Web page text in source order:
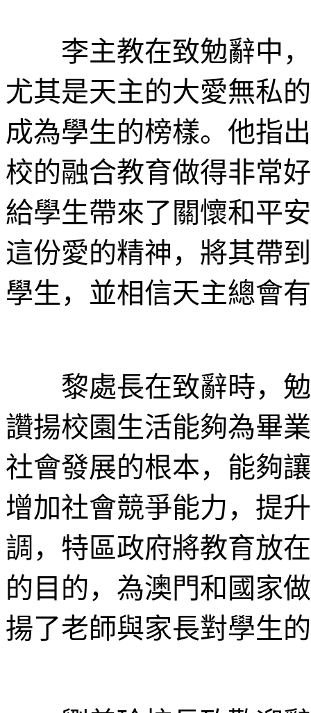
李主教在致勉辭中，
尤其是天主的大愛無私
成為學生的榜樣。他指
校的融合教育做得非常
給學生帶來了關懷和平
這份愛的精神，將其帶
學生，並相信天主總會
黎處長在致辭時，勉
讚揚校園生活能夠為畢
社會發展的根本，能夠
增加社會競爭能力，提
調，特區政府將教育放
的目的，為澳門和國家
揚了老師與家長對學生